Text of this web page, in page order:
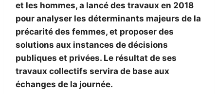
et les hommes, a lancé des travaux en 2018
pour analyser les déterminants majeurs de la
précarité des femmes, et proposer des
solutions aux instances de décisions
publiques et privées. Le résultat de ses
travaux collectifs servira de base aux
échanges de la journée.